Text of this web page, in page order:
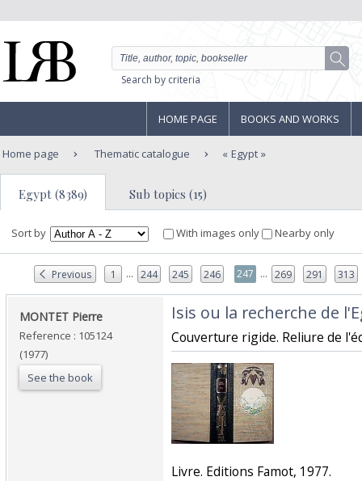
Search by criteria
HOME PAGE BOOKS AND WORKS
Home page Thematic catalogue Egypt
Egypt (8389) Sub topics (15)
Sort by With images only Nearby only
Previous 1 ... 244 245 246 247 ... 269 291 313
‎MONTET Pierre ‎
Reference : 105124
(1977)
See the book
‎Isis ou la recherche de
‎Couverture rigide. Reliure de
‎Livre. Editions Famot, 1977.‎